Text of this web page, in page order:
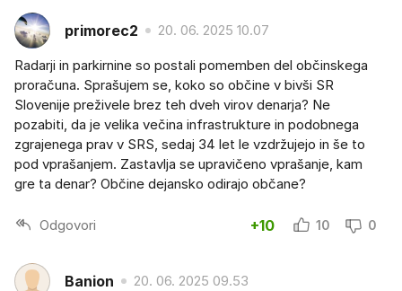
primorec2 20. 06. 2025 10.07
Radarji in parkirnine so postali pomemben del občinskega
proračuna. Sprašujem se, koko so občine v bivši SR
Slovenije preživele brez teh dveh virov denarja? Ne
pozabiti, da je velika večina infrastrukture in podobnega
zgrajenega prav v SRS, sedaj 34 let le vzdržujejo in še to
pod vprašanjem. Zastavlja se upravičeno vprašanje, kam
gre ta denar? Občine dejansko odirajo občane?
Odgovori +10 10 0
Banion 20. 06. 2025 09.53